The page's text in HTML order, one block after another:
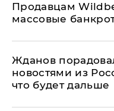
Продавцам
массовые
Жданов
новостями из
что будет дальше